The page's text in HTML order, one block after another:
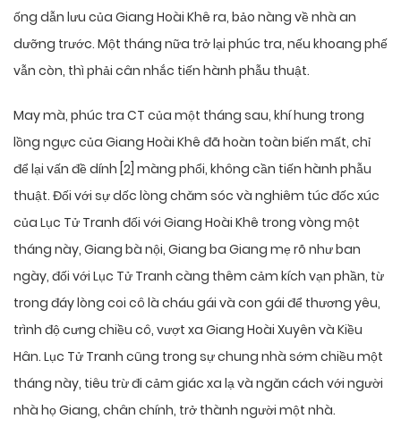
ống dẫn lưu của Giang Hoài Khê ra, bảo nàng về nhà an
dưỡng trước. Một tháng nữa trở lại phúc tra, nếu khoang phế
vẫn còn, thì phải cân nhắc tiến hành phẫu thuật.
May mà, phúc tra CT của một tháng sau, khí hung trong
lồng ngực của Giang Hoài Khê đã hoàn toàn biến mất, chỉ
để lại vấn đề dính [2] màng phổi, không cần tiến hành phẫu
thuật. Đối với sự dốc lòng chăm sóc và nghiêm túc đốc xúc
của Lục Tử Tranh đối với Giang Hoài Khê trong vòng một
tháng này, Giang bà nội, Giang ba Giang mẹ rõ như ban
ngày, đối với Lục Tử Tranh càng thêm cảm kích vạn phần, từ
trong đáy lòng coi cô là cháu gái và con gái để thương yêu,
trình độ cưng chiều cô, vượt xa Giang Hoài Xuyên và Kiều
Hân. Lục Tử Tranh cũng trong sự chung nhà sớm chiều một
tháng này, tiêu trừ đi cảm giác xa lạ và ngăn cách với người
nhà họ Giang, chân chính, trở thành người một nhà.